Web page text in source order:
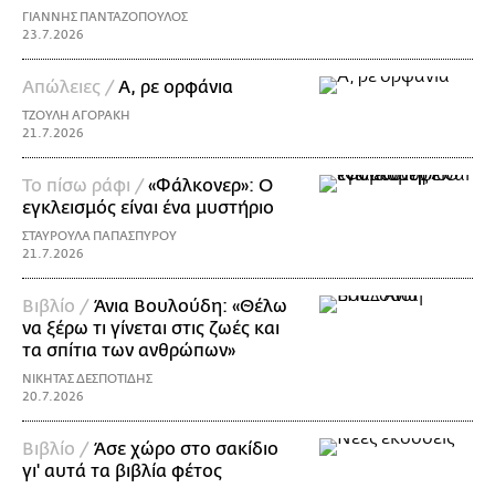
ΓΙΑΝΝΗΣ ΠΑΝΤΑΖΟΠΟΥΛΟΣ
23.7.2026
Απώλειες /Α, ρε ορφάνια
ΤΖΟΥΛΗ ΑΓΟΡΑΚΗ
21.7.2026
Το πίσω ράφι /«Φάλκονερ»: Ο
εγκλεισμός είναι ένα μυστήριο
ΣΤΑΥΡΟΥΛΑ ΠΑΠΑΣΠΥΡΟΥ
21.7.2026
Βιβλίο / Άνια Βουλούδη: «Θέλω
να ξέρω τι γίνεται στις ζωές και
τα σπίτια των ανθρώπων»
ΝΙΚΗΤΑΣ ΔΕΣΠΟΤΙΔΗΣ
20.7.2026
Βιβλίο / Άσε χώρο στο σακίδιο
γι' αυτά τα βιβλία φέτος